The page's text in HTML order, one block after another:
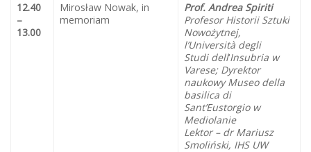
12.40
–
13.00
Mirosław Nowak, in
memoriam
Prof. Andrea Spiriti
Profesor Historii Sztuki
Nowożytnej,
l’Università degli
Studi dell‘Insubria w
Varese; Dyrektor
naukowy Museo della
basilica di
Sant’Eustorgio w
Mediolanie
Lektor – dr Mariusz
Smoliński, IHS UW